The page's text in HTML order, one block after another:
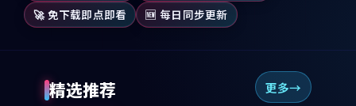
🚀 免下载即点即看
🆕 每日同步更新
精选推荐 更多